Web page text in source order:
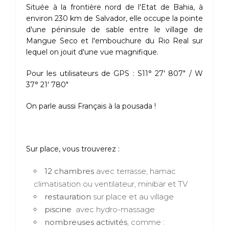
Située à la frontière nord de l'Etat de Bahia, à
environ 230 km de Salvador, elle occupe la pointe
d'une péninsule de sable entre le village de
Mangue Seco et l'embouchure du Rio Real sur
lequel on jouit d'une vue magnifique.
Pour les utilisateurs de GPS : S11° 27' 807" / W
37° 21' 780"
On parle aussi Français à la pousada !
Sur place, vous trouverez :
12 chambres avec terrasse, hamac
climatisation ou ventilateur, minibar et TV
restauration sur place et au village
piscine avec hydro-massage
nombreuses activités, comme :